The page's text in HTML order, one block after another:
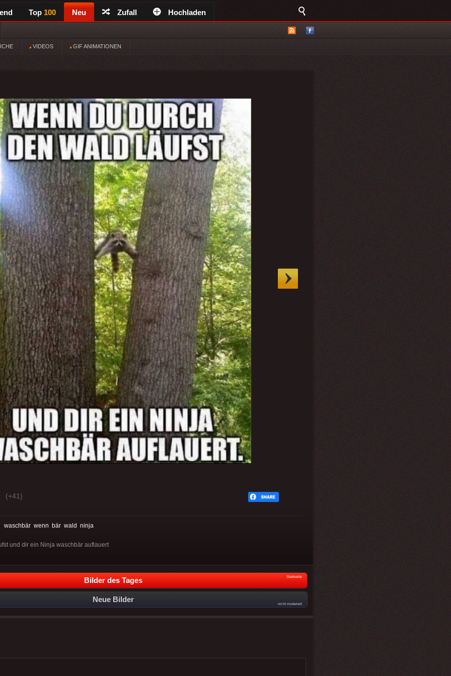
Top 100 Neu Zufall Hochladen
VIDEOS GIF ANIMATIONEN
(+41)
waschbär wenn bär wald ninja
und dir ein Ninja waschbär auflauert
Bilder des Tages Startseite
Neue Bilder
nicht moderiert